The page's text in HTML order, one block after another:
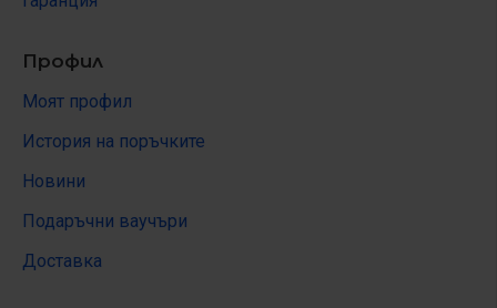
Профил
Моят профил
История на поръчките
Новини
Подаръчни ваучъри
Доставка